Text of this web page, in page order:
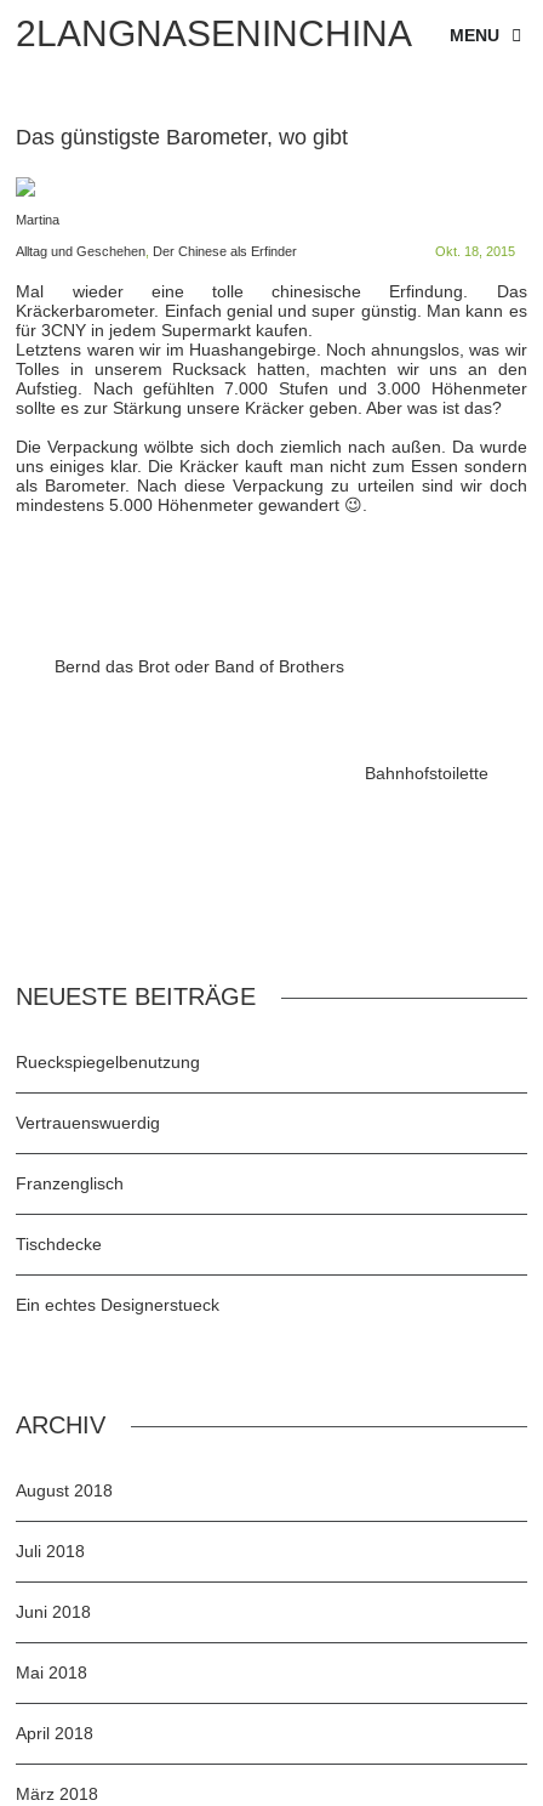
2LANGNASENINCHINA MENU
Das günstigste Barometer, wo gibt
Martina
Okt. 18, 2015
Alltag und Geschehen, Der Chinese als Erfinder
Mal wieder eine tolle chinesische Erfindung. Das
Kräckerbarometer. Einfach genial und super günstig. Man kann es
für 3CNY in jedem Supermarkt kaufen.
Letztens waren wir im Huashangebirge. Noch ahnungslos, was wir
Tolles in unserem Rucksack hatten, machten wir uns an den
Aufstieg. Nach gefühlten 7.000 Stufen und 3.000 Höhenmeter
sollte es zur Stärkung unsere Kräcker geben. Aber was ist das?
Die Verpackung wölbte sich doch ziemlich nach außen. Da wurde
uns einiges klar. Die Kräcker kauft man nicht zum Essen sondern
als Barometer. Nach diese Verpackung zu urteilen sind wir doch
mindestens 5.000 Höhenmeter gewandert 😉.
Bernd das Brot oder Band of Brothers
Bahnhofstoilette
NEUESTE BEITRÄGE
Rueckspiegelbenutzung
Vertrauenswuerdig
Franzenglisch
Tischdecke
Ein echtes Designerstueck
ARCHIV
August 2018
Juli 2018
Juni 2018
Mai 2018
April 2018
März 2018